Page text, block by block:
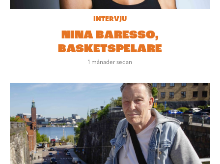
INTERVJU
NINA BARESSO,
BASKETSPELARE
1 månader sedan